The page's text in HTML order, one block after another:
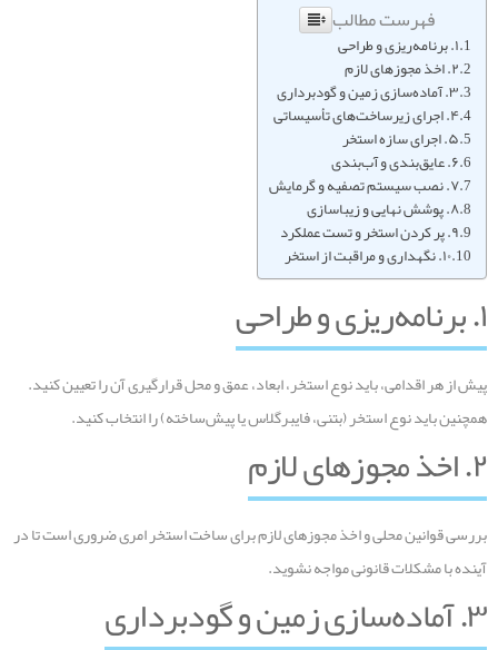
فهرست مطالب
۱. برنامه‌ریزی و طراحی
۲. اخذ مجوزهای لازم
۳. آماده‌سازی زمین و گودبرداری
۴. اجرای زیرساخت‌های تأسیساتی
۵. اجرای سازه استخر
۶. عایق‌بندی و آب‌بندی
۷. نصب سیستم تصفیه و گرمایش
۸. پوشش نهایی و زیباسازی
۹. پر کردن استخر و تست عملکرد
۱۰. نگهداری و مراقبت از استخر
۱. برنامه‌ریزی و طراحی
پیش از هر اقدامی، باید نوع استخر، ابعاد، عمق و محل قرارگیری آن را تعیین کنید.
همچنین باید نوع استخر (بتنی، فایبرگلاس یا پیش‌ساخته) را انتخاب کنید.
۲. اخذ مجوزهای لازم
بررسی قوانین محلی و اخذ مجوزهای لازم برای ساخت استخر امری ضروری است تا در
آینده با مشکلات قانونی مواجه نشوید.
۳. آماده‌سازی زمین و گودبرداری